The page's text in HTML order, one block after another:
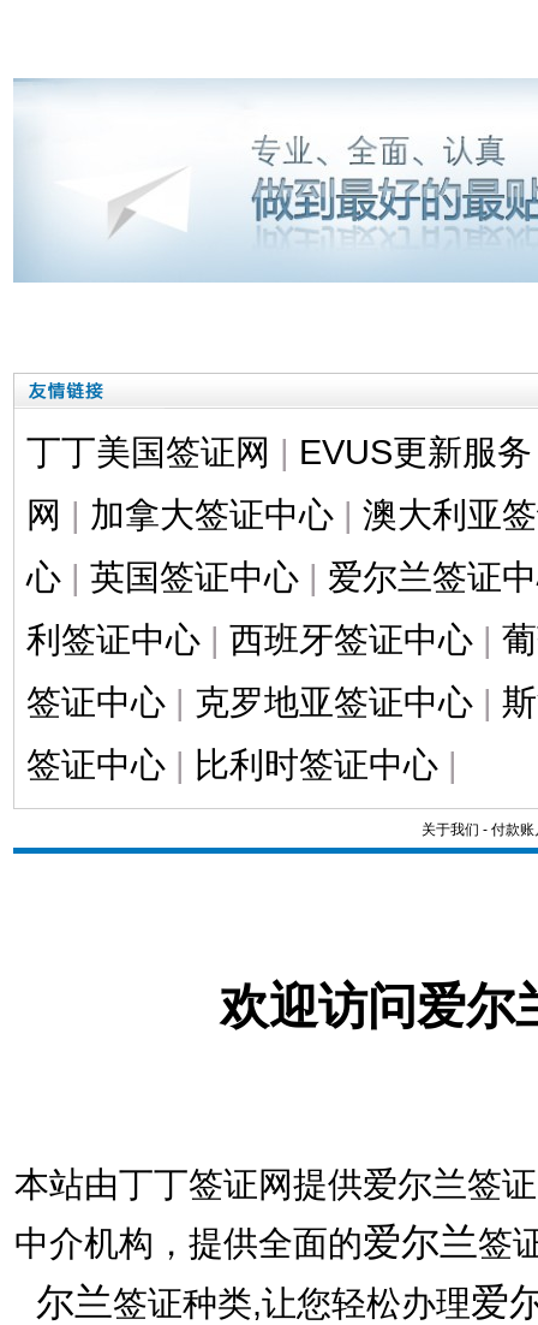
丁丁美国签证网 | EVUS更新服务
网 | 加拿大签证中心 | 澳大利亚
心 | 英国签证中心 | 爱尔兰签证
利签证中心 | 西班牙签证中心 |
签证中心 | 克罗地亚签证中心 |
签证中心 | 比利时签证中心 |
关于我们 - 付款账
欢迎访问爱尔
本站由丁丁签证网提供爱尔兰签
中介机构，提供全面的爱尔兰签
尔兰签证种类,让您轻松办理爱